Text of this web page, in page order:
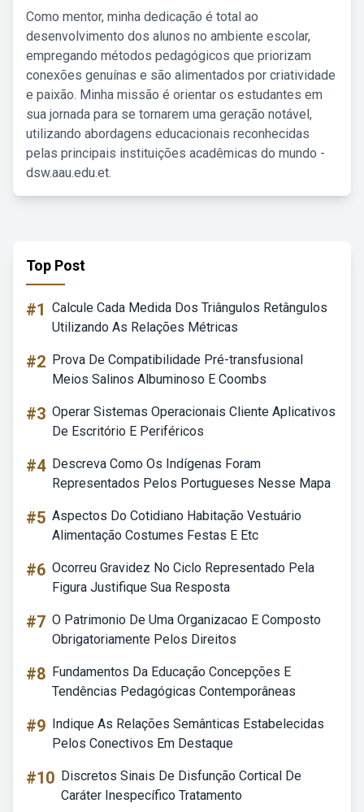
Como mentor, minha dedicação é total ao
desenvolvimento dos alunos no ambiente escolar,
empregando métodos pedagógicos que priorizam
conexões genuínas e são alimentados por criatividade
e paixão. Minha missão é orientar os estudantes em
sua jornada para se tornarem uma geração notável,
utilizando abordagens educacionais reconhecidas
pelas principais instituições acadêmicas do mundo -
dsw.aau.edu.et.
Top Post
#1 Calcule Cada Medida Dos Triângulos Retângulos
Utilizando As Relações Métricas
#2 Prova De Compatibilidade Pré-transfusional
Meios Salinos Albuminoso E Coombs
#3 Operar Sistemas Operacionais Cliente Aplicativos
De Escritório E Periféricos
#4 Descreva Como Os Indígenas Foram
Representados Pelos Portugueses Nesse Mapa
#5 Aspectos Do Cotidiano Habitação Vestuário
Alimentação Costumes Festas E Etc
#6 Ocorreu Gravidez No Ciclo Representado Pela
Figura Justifique Sua Resposta
#7 O Patrimonio De Uma Organizacao E Composto
Obrigatoriamente Pelos Direitos
#8 Fundamentos Da Educação Concepções E
Tendências Pedagógicas Contemporâneas
#9 Indique As Relações Semânticas Estabelecidas
Pelos Conectivos Em Destaque
#10 Discretos Sinais De Disfunção Cortical De
Caráter Inespecífico Tratamento